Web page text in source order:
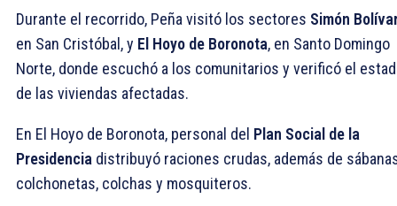
Durante el recorrido, Peña visitó los sectores Simón
en San Cristóbal, y El Hoyo de Boronota, en Santo Domingo
Norte, donde escuchó a los comunitarios y verificó el
de las viviendas afectadas.
En El Hoyo de Boronota, personal del Plan Social de la
Presidencia distribuyó raciones crudas, además de
colchonetas, colchas y mosquiteros.